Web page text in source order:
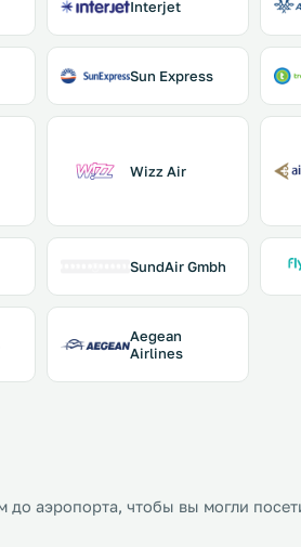
Interjet
Sun Express
Wizz Air
SundAir Gmbh
Aegean
Airlines
аэропорта, чтобы вы могли